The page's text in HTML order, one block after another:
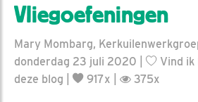
Vliegoefeningen
Mary Mombarg,
donderdag 23 juli 2020 |
Vind ik
deze blog
917x | 375x